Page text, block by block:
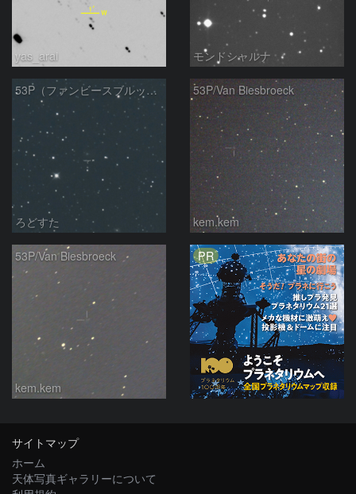
yas_arai モンドシャルナ
53P（ファンビースブルック彗星）
ろどすた
53P/Van Biesbroeck
kem.kem
53P/Van Biesbroeck
kem.kem
PR
サイトマップ
ホーム
天体写真ギャラリーについて